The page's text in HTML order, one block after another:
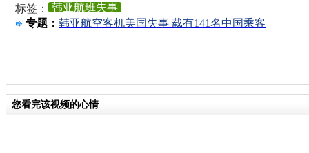
标签：
韩亚航班失事
专题： 韩亚航空客机美国失事 载有141名中国乘客
您看完该视频的心情